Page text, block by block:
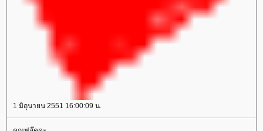
1 มิถุนายน 2551 16:00:09 น.